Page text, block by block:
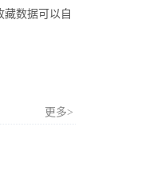
数据可以自
更多>